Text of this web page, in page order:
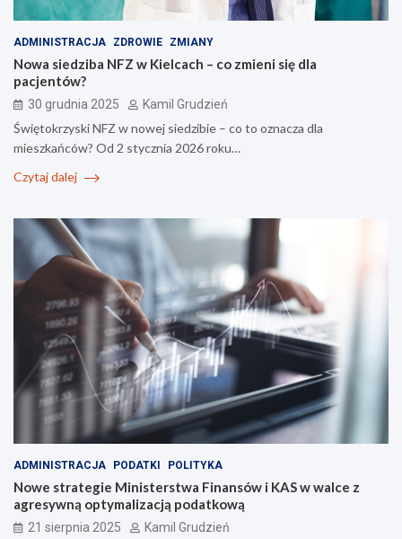
ADMINISTRACJA ZDROWIE ZMIANY
Nowa siedziba NFZ w Kielcach – co zmieni się dla
pacjentów?
30 grudnia 2025 Kamil Grudzień
Świętokrzyski NFZ w nowej siedzibie – co to oznacza dla
mieszkańców? Od 2 stycznia 2026 roku…
Czytaj dalej
ADMINISTRACJA PODATKI POLITYKA
Nowe strategie Ministerstwa Finansów i KAS w walce z
agresywną optymalizacją podatkową
21 sierpnia 2025 Kamil Grudzień